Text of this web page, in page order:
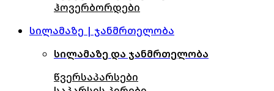
ჰოვერბორდები
სილამაზე | ჯანმრთელობა
სილამაზე და ჯანმრთელობა
წვერსაპარსები